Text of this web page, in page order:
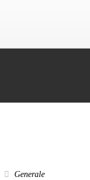
Generale